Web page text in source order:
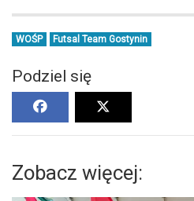
WOŚP Futsal Team Gostynin
Podziel się
Zobacz więcej: